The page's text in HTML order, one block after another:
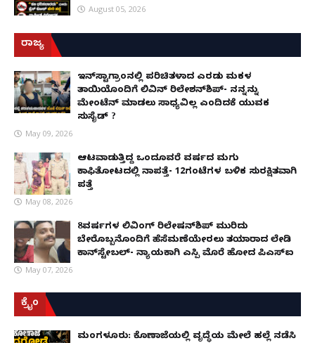
August 05, 2026
ರಾಜ್ಯ
ಇನ್​ಸ್ಟಾಗ್ರಾಂನಲ್ಲಿ ಪರಿಚಿತಳಾದ ಎರಡು ಮಕ್ಕಳ
ತಾಯಿಯೊಂದಿಗೆ ಲಿವಿನ್ ರಿಲೇಶನ್​ಶಿಪ್- ನನ್ನನ್ನು
ಮೇಂಟೆನ್ ಮಾಡಲು ಸಾಧ್ಯವಿಲ್ಲ ಎಂದಿದಕ್ಕೆ ಯುವಕ
ಸುಸೈಡ್ ?
May 09, 2026
ಆಟವಾಡುತ್ತಿದ್ದ ಒಂದೂವರೆ ವರ್ಷದ ಮಗು
ಕಾಫಿತೋಟದಲ್ಲಿ ನಾಪತ್ತೆ- 12ಗಂಟೆಗಳ ಬಳಿಕ ಸುರಕ್ಷಿತವಾಗಿ
ಪತ್ತೆ
May 08, 2026
8ವರ್ಷಗಳ ಲಿವಿಂಗ್‌ ರಿಲೇಷನ್‌ಶಿಪ್ ಮುರಿದು
ಬೇರೊಬ್ಬನೊಂದಿಗೆ ಹೆಸೆಮಣೆಯೇರಲು ತಯಾರಾದ ಲೇಡಿ
ಕಾನ್‌ಸ್ಟೇಬಲ್- ನ್ಯಾಯಕ್ಕಾಗಿ ಎಸ್ಪಿ ಮೊರೆ ಹೋದ ಪಿಎಸ್ಐ
May 07, 2026
ಕ್ರೈಂ
ಮಂಗಳೂರು: ಕೊಣಾಜೆಯಲ್ಲಿ ವೃದ್ಧೆಯ ಮೇಲೆ ಹಲ್ಲೆ ನಡೆಸಿ